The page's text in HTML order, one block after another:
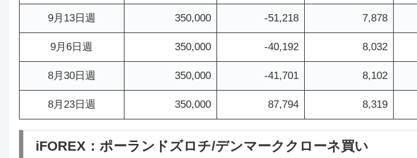
9月13日週 350,000 -51,218 7,878
9月6日週 350,000 -40,192 8,032
8月30日週 350,000 -41,701 8,102
8月23日週 350,000 87,794 8,319
iFOREX：ポーランドズロチ/デンマーククローネ買い